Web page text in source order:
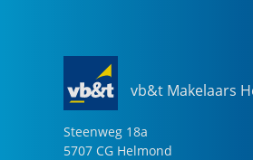
vb&t Makelaars
Steenweg 18a
5707 CG Helmond